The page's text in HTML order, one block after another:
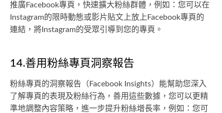
推廣Facebook專頁，快速擴大粉絲群體，例如：您可以在
Instagram的限時動態或影片貼文上放上Facebook專頁的
連結，將Instagram的受眾引導到您的專頁。
14.善用粉絲專頁洞察報告
粉絲專頁的洞察報告（Facebook Insights）能幫助您深入
了解專頁的表現及粉絲行為，善用這些數據，您可以更精
準地調整內容策略，進一步提升粉絲增長率，例如：您可